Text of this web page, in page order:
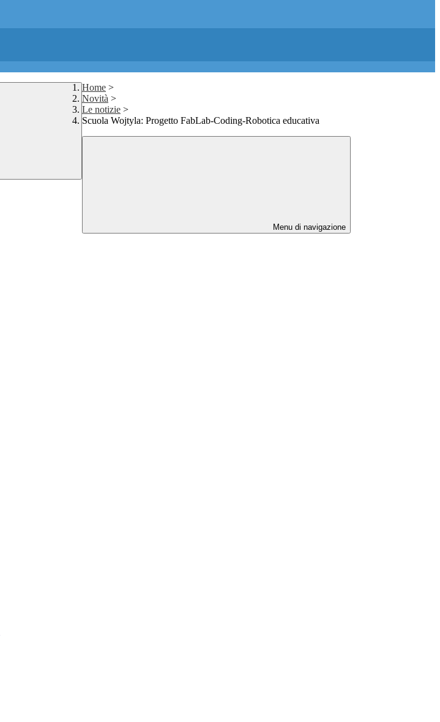
Home >
Novità >
Le notizie >
Scuola Wojtyla: Progetto FabLab-Coding-Robotica educativa
Menu di navigazione